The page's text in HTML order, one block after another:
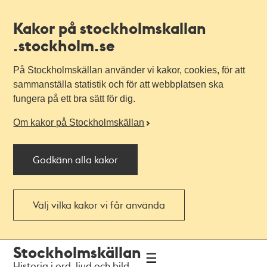
Kakor på stockholmskallan
.stockholm.se
På Stockholmskällan använder vi kakor, cookies, för att
sammanställa statistik och för att webbplatsen ska
fungera på ett bra sätt för dig.
Om kakor på Stockholmskällan
Godkänn alla kakor
Välj vilka kakor vi får använda
navigationen
huvudinnehållet
Stockholmskällan